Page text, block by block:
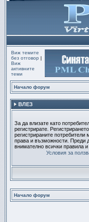
Виж темите
без отговор |
Виж
активните
теми
Начало форум
ВЛЕЗ
За да влизате като
регистрирате.
регистрираните
права и възможности. Преди
внимателно всички правила и
Условия за
Начало форум